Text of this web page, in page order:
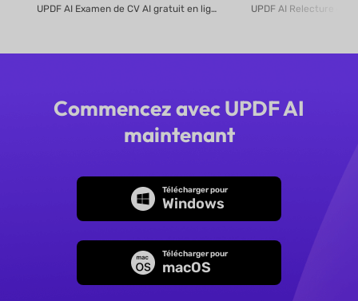
UPDF AI Examen de CV AI gratuit en ligne Téléchargez votre CV, votre let...
Commencez avec UPDF AI
maintenant
Télécharger pour
Windows
Télécharger pour
macOS